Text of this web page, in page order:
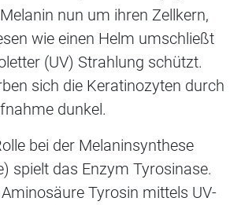
nun um ihren Zellkern,
wie einen Helm umschließt
(UV) Strahlung schützt.
sich die Keratinozyten durch
dunkel.
bei der Melaninsynthese
spielt das Enzym Tyrosinase.
Tyrosin mittels UV-